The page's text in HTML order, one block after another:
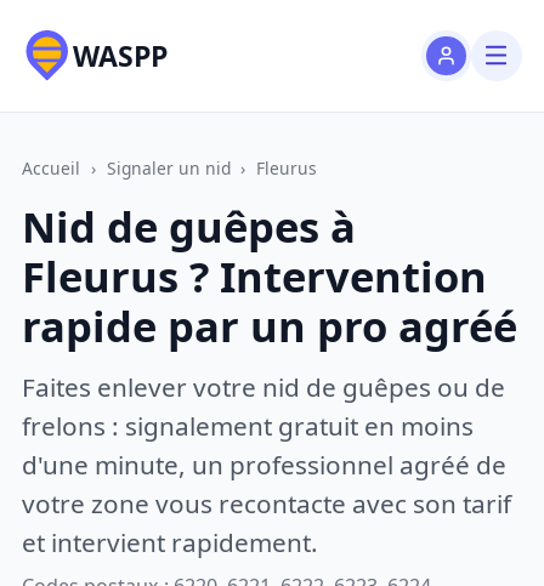
WASPP
Accueil › Signaler un nid › Fleurus
Nid de guêpes à
Fleurus ? Intervention
rapide par un pro agréé
Faites enlever votre nid de guêpes ou de
frelons : signalement gratuit en moins
d'une minute, un professionnel agréé de
votre zone vous recontacte avec son tarif
et intervient rapidement.